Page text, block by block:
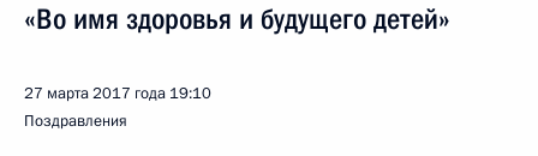
«Во имя здоровья и будущего детей»
27 марта 2017 года 19:10
Поздравления